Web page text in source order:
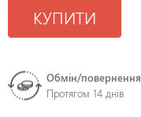
КУПИТИ
Обмін/повернення
Протягом 14 днів